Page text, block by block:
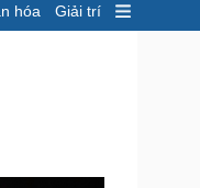
hóa Giải trí